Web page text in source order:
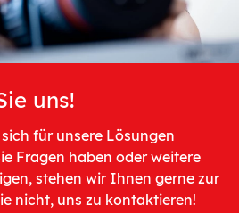
uns!
für unsere Lösungen
Fragen haben oder weitere
stehen wir Ihnen gerne zur
nicht, uns zu kontaktieren!